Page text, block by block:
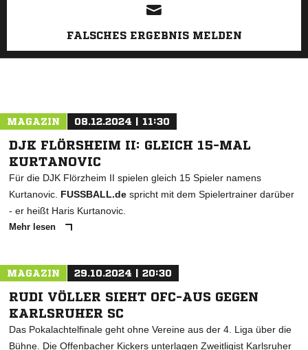
FALSCHES ERGEBNIS MELDEN
MAGAZIN 08.12.2024 | 11:30
DJK FLÖRSHEIM II: GLEICH 15-MAL
KURTANOVIC
Für die DJK Flörzheim II spielen gleich 15 Spieler namens
Kurtanovic. FUSSBALL.de spricht mit dem Spielertrainer darüber
- er heißt Haris Kurtanovic.
Mehr lesen
MAGAZIN 29.10.2024 | 20:30
RUDI VÖLLER SIEHT OFC-AUS GEGEN
KARLSRUHER SC
Das Pokalachtelfinale geht ohne Vereine aus der 4. Liga über die
Bühne. Die Offenbacher Kickers unterlagen Zweitligist Karlsruher